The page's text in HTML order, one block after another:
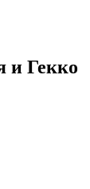
и Гекко